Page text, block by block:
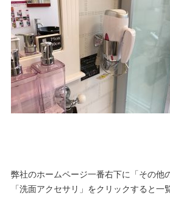
弊社のホームページ一番右下に「その他
「洗面アクセサリ」をクリックすると一